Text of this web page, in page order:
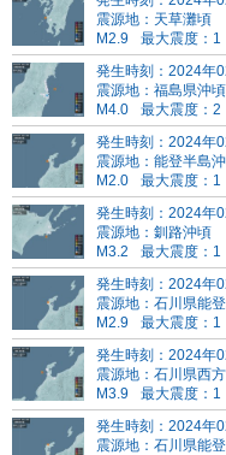
震源地：天草灘頃
M2.9
最大震度：1
発生時刻：2024年
震源地：福島県沖頃
M4.0
最大震度：2
発生時刻：2024年
震源地：能登半島
M2.0
最大震度：1
発生時刻：2024年
震源地：釧路沖頃
M3.2
最大震度：1
発生時刻：2024年
震源地：石川県能
M2.9
最大震度：1
発生時刻：2024年
震源地：石川県西
M3.9
最大震度：1
発生時刻：2024年
震源地：石川県能